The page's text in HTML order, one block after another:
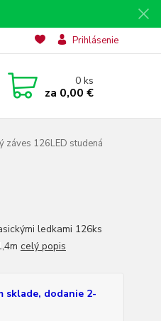
Prihlásenie
0ks
za 0,00 €
záves 126LED studená
ledkami 126ks
celý popis
sklade, dodanie 2-